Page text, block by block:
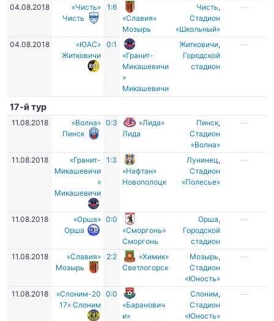
04.08.2018
«Чисть»
Чисть
1:6
«Славия»
Мозырь
Чисть,
Стадион
«Школьный»
—
04.08.2018
«ЮАС»
Житковичи
0:1
«Гранит-
Микашевичи
»
Микашевичи
Житковичи,
Городской
стадион
—
17-й тур
11.08.2018
«Волна»
Пинск
0:3
«Лида»
Лида
Пинск,
Стадион
«Волна»
—
11.08.2018
«Гранит-
Микашевичи
»
Микашевичи
1:3
«Нафтан»
Новополоцк
Лунинец ,
Стадион
«Полесье»
—
11.08.2018
«Орша»
Орша
0:0
«Сморгонь»
Сморгонь
Орша,
Городской
стадион
—
11.08.2018
«Славия»
Мозырь
2:2
«Химик»
Светлогорск
Мозырь,
Стадион
«Юность»
—
11.08.2018
«Слоним-20
17» Слоним
0:0
«Баранович
и»
Слоним,
Стадион
«Юность»
—